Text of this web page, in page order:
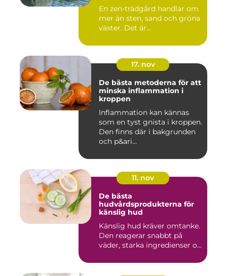
En zen-trädgård handlar om
mer än sten, sand och gröna
växter. Det är...
17. nov
De bästa metoderna för att
minska inflammation i
kroppen
Inflammation kan kännas
som en tyst gnista i kroppen.
Den finns där i bakgrunden
och p&ari...
11. nov
De bästa
hudvårdsprodukterna för
känslig hud
Känslig hud kräver omtanke.
Den reagerar snabbt på
väder, starka ingredienser o...